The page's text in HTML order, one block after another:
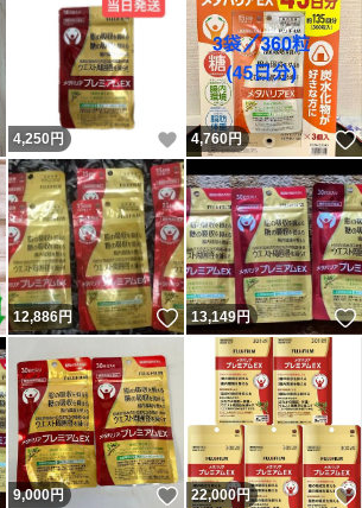
いいね！
4,250 円 いいね！
4,760円
いいね！
12,886円 いいね！
13,149円
いいね！
9,000円 いいね！
22,000円